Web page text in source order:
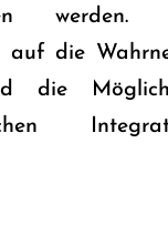
auf die
die